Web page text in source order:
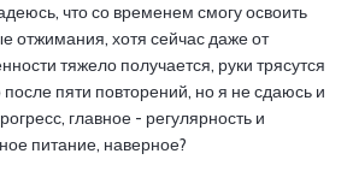
что со временем смогу освоить
отжимания, хотя сейчас даже от
тяжело получается, руки трясутся
пяти повторений, но я не сдаюсь и
главное - регулярность и
питание, наверное?